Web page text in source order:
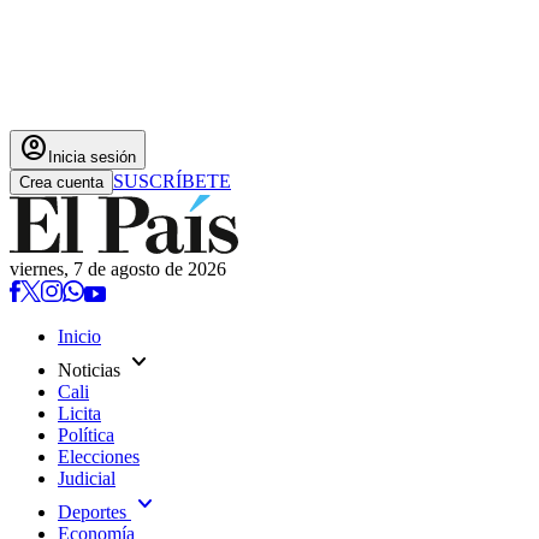
account_circle Inicia sesión
Crea cuenta SUSCRÍBETE
viernes, 7 de agosto de 2026
Inicio
Noticias expand_more
Cali
Licita
Política
Elecciones
Judicial
Deportes expand_more
Economía